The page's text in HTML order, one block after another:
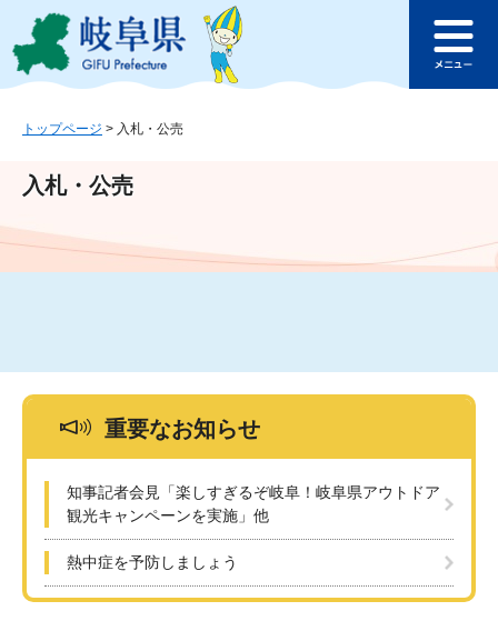
ジ
ュ
文
このページの本文へ
ュ
トップページ > 入札・公売
入札・公売
重要なお知らせ
知事記者会見「楽しすぎるぞ岐阜！岐阜県アウトドア
観光キャンペーンを実施」他
熱中症を予防しましょう